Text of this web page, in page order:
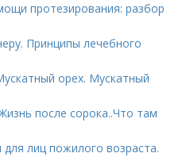
протезирования: разбор
Принципы лечебного
орех. Мускатный
после сорока..Что там
лиц пожилого возраста.